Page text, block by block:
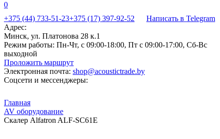
0
+375 (44) 733-51-23+375 (17) 397-92-52
Написать в Telegram
Адрес:
Минск, ул. Платонова 28 к.1
Режим работы: Пн-Чт, с 09:00-18:00, Пт с 09:00-17:00, Сб-Вс
выходной
Проложить маршрут
Электронная почта: shop@acoustictrade.by
Соцсети и мессенджеры:
Главная
AV оборудование
Скалер Alfatron ALF-SC61E